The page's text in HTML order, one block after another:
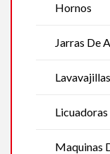
Hornos
Jarras De
Lavavajillas
Maquinas